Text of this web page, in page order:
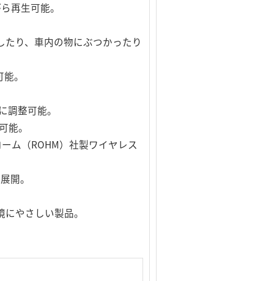
再生可能。
り、車内の物にぶつかったり
。
整可能。
能。
ム（ROHM）社製ワイヤレス
開。
やさしい製品。